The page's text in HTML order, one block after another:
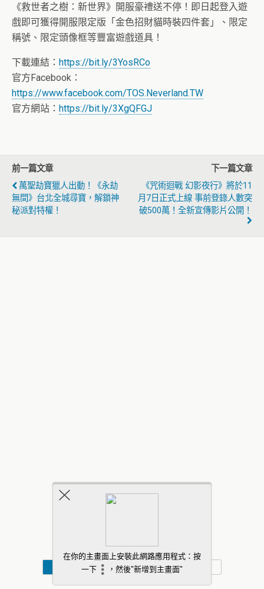
《救世者之樹：新世界》開服豪禮送不停！即日起登入遊
戲即可獲得開服限定版「金色招財貓時裝四件套」、限定
稱號、限定頭像框等豐富遊戲道具！
下載連結： https://bit.ly/3YosRCo
官方Facebook：
https://www.facebook.com/TOS.Neverland.TW
官方網站： https://bit.ly/3XgQFGJ
前一篇文章
萬聖劫寶獵人出動！《永劫
無間》台北全城尋寶，解鎖神
秘派對特權！
下一篇文章
《咒術迴戰 幻影夜行》將於11
月7日正式上線 事前登錄人數突
破500萬！全新宣傳影片公開！
行動 桌面